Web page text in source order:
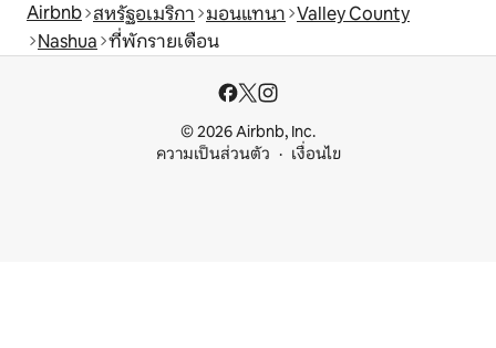
Airbnb สหรัฐอเมริกา มอนแทนา Valley County
Nashua ที่พักรายเดือน
© 2026 Airbnb, Inc.
ความเป็นส่วนตัว
เงื่อนไข